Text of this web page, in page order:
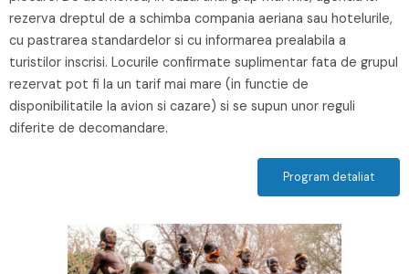
rezerva dreptul de a schimba compania aeriana sau hotelurile,
cu pastrarea standardelor si cu informarea prealabila a
turistilor inscrisi. Locurile confirmate suplimentar fata de grupul
rezervat pot fi la un tarif mai mare (in functie de
disponibilitatile la avion si cazare) si se supun unor reguli
diferite de decomandare.
Program detaliat